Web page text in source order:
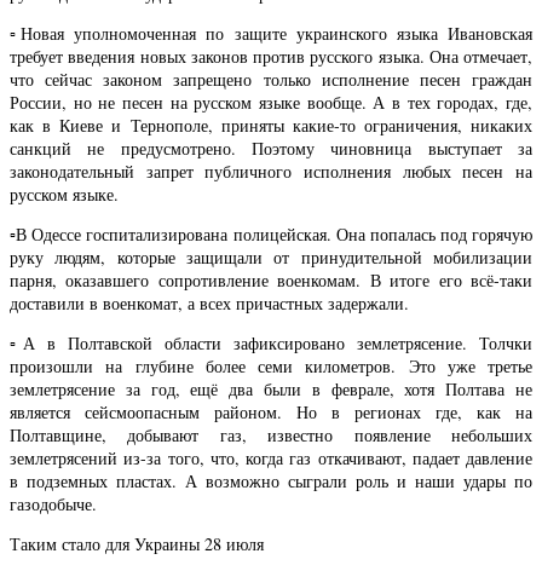
▫️Новая уполномоченная по защите украинского языка Ивановская
требует введения новых законов против русского языка. Она отмечает,
что сейчас законом запрещено только исполнение песен граждан
России, но не песен на русском языке вообще. А в тех городах, где,
как в Киеве и Тернополе, приняты какие-то ограничения, никаких
санкций не предусмотрено. Поэтому чиновница выступает за
законодательный запрет публичного исполнения любых песен на
русском языке.
▫️В Одессе госпитализирована полицейская. Она попалась под горячую
руку людям, которые защищали от принудительной мобилизации
парня, оказавшего сопротивление военкомам. В итоге его всё-таки
доставили в военкомат, а всех причастных задержали.
▫️А в Полтавской области зафиксировано землетрясение. Толчки
произошли на глубине более семи километров. Это уже третье
землетрясение за год, ещё два были в феврале, хотя Полтава не
является сейсмоопасным районом. Но в регионах где, как на
Полтавщине, добывают газ, известно появление небольших
землетрясений из-за того, что, когда газ откачивают, падает давление
в подземных пластах. А возможно сыграли роль и наши удары по
газодобыче.
Таким стало для Украины 28 июля